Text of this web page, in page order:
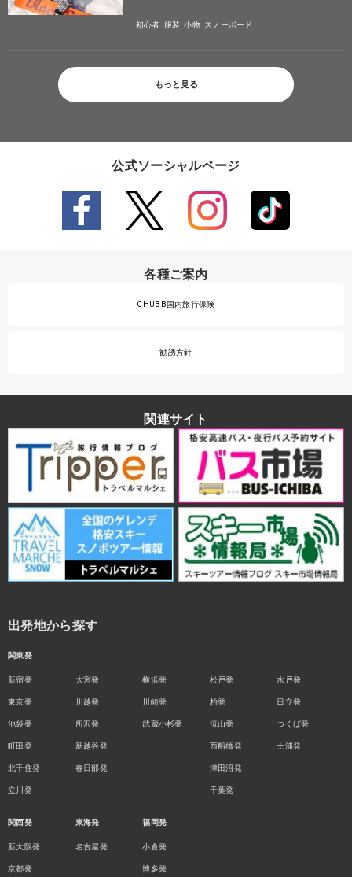
初心者 服装 小物 スノーボード
もっと見る
公式ソーシャルページ
各種ご案内
CHUBB国内旅行保険
勧誘方針
関連サイト
出発地から探す
関東発
新宿発
東京発
池袋発
町田発
北千住発
立川発
大宮発
川越発
所沢発
新越谷発
春日部発
横浜発
川崎発
武蔵小杉発
松戸発
柏発
流山発
西船橋発
津田沼発
千葉発
水戸発
日立発
つくば発
土浦発
関西発
新大阪発
京都発
東海発
名古屋発
福岡発
小倉発
博多発